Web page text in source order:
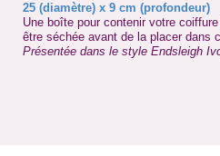
25 (diamètre) x 9 cm (profondeur)
Une boîte pour contenir votre
être séchée avant de la placer dans
Présentée dans le style Endsleigh